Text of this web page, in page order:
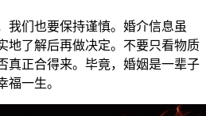
们也要保持谨慎。婚介信息虽
地了解后再做决定。不要只看物质
真正合得来。毕竟，婚姻是一辈子
福一生。